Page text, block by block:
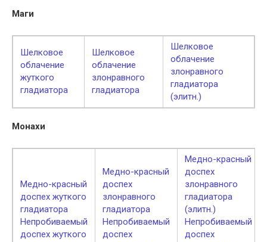
Маги
Шелковое
облачение
жуткого
гладиатора
Шелковое
облачение
злонравного
гладиатора
Шелковое
облачение
злонравного
гладиатора
(элитн.)
Монахи
Медно-красный
доспех жуткого
гладиатора
Непробиваемый
доспех жуткого
Медно-красный
доспех
злонравного
гладиатора
Непробиваемый
доспех
Медно-красный
доспех
злонравного
гладиатора
(элитн.)
Непробиваемый
доспех